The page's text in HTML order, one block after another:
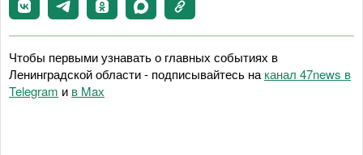
Чтобы первыми узнавать о главных событиях в
Ленинградской области - подписывайтесь на канал 47news в
Telegram и в Maх